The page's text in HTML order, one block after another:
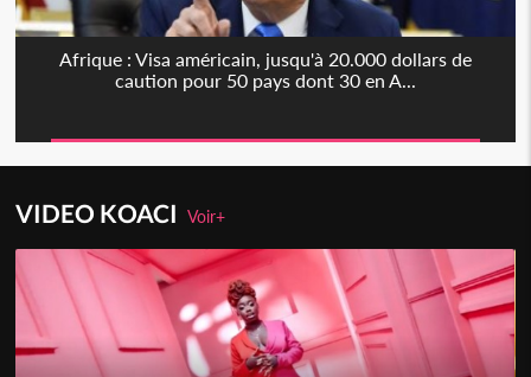
Afrique : Visa américain, jusqu'à 20.000 dollars de
caution pour 50 pays dont 30 en A...
VIDEO KOACIVoir+